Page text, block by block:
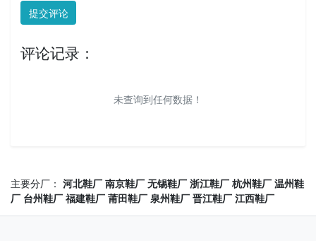
提交评论
评论记录：
未查询到任何数据！
主要分厂： 河北鞋厂 南京鞋厂 无锡鞋厂 浙江鞋厂 杭州鞋厂 温州鞋
厂 台州鞋厂 福建鞋厂 莆田鞋厂 泉州鞋厂 晋江鞋厂 江西鞋厂